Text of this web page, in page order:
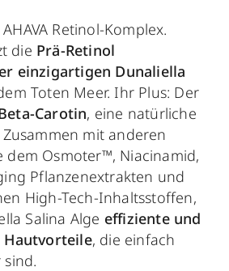
Retinol-Komplex.
die Prä-Retinol
einzigartigen Dunaliella
Toten Meer. Ihr Plus: Der
Carotin, eine natürliche
mit anderen
dem Osmoter™, Niacinamid,
Pflanzenextrakten und
High-Tech-Inhaltsstoffen,
Salina Alge effiziente und
Hautvorteile, die einfach